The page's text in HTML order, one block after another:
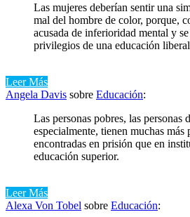
Las mujeres deberían sentir una
mal del hombre de color, porque,
acusada de inferioridad mental y
privilegios de una educación
Leer Más
Angela Davis sobre Educación:
Las personas pobres, las personas
especialmente, tienen muchas más
encontradas en prisión que en
educación superior.
Leer Más
Alexa Von Tobel sobre Educación: